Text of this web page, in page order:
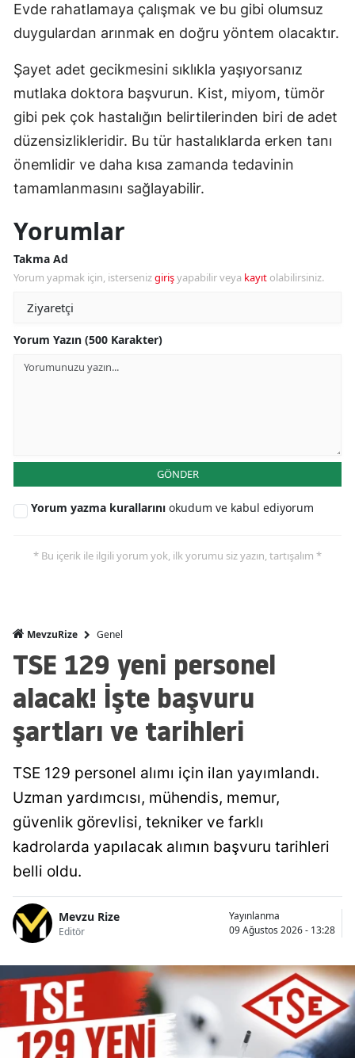
Evde rahatlamaya çalışmak ve bu gibi olumsuz
duygulardan arınmak en doğru yöntem olacaktır.
Şayet adet gecikmesini sıklıkla yaşıyorsanız
mutlaka doktora başvurun. Kist, miyom, tümör
gibi pek çok hastalığın belirtilerinden biri de adet
düzensizlikleridir. Bu tür hastalıklarda erken tanı
önemlidir ve daha kısa zamanda tedavinin
tamamlanmasını sağlayabilir.
Yorumlar
Takma Ad
Yorum yapmak için, istersenizgirişyapabilir veya kayıt olabilirsiniz.
Yorum Yazın (500 Karakter)
GÖNDER
Yorum yazma kurallarını okudum ve kabul ediyorum
* Bu içerik ile ilgili yorum yok, ilk yorumu siz yazın, tartışalım *
MevzuRize Genel
TSE 129 yeni personel
alacak! İşte başvuru
şartları ve tarihleri
TSE 129 personel alımı için ilan yayımlandı.
Uzman yardımcısı, mühendis, memur,
güvenlik görevlisi, tekniker ve farklı
kadrolarda yapılacak alımın başvuru tarihleri
belli oldu.
Mevzu Rize
Editör
Yayınlanma
09 Ağustos 2026 - 13:28